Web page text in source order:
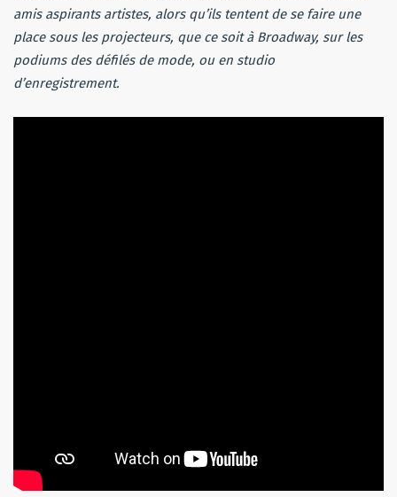
amis aspirants artistes, alors qu’ils tentent de se faire une
place sous les projecteurs, que ce soit à Broadway, sur les
podiums des défilés de mode, ou en studio
d’enregistrement.